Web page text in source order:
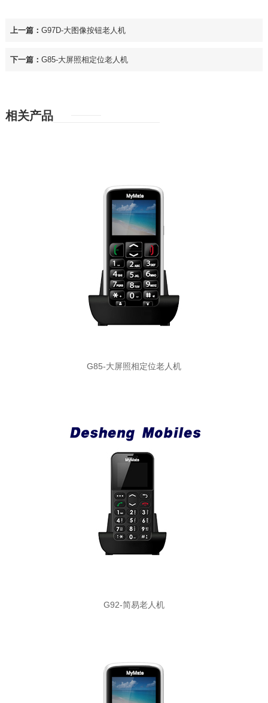
上一篇： G97D-大图像按钮老人机
下一篇： G85-大屏照相定位老人机
相关产品
G85-大屏照相定位老人机
G92-简易老人机